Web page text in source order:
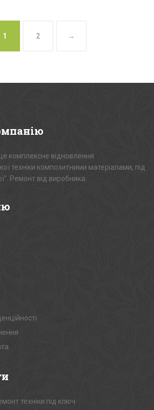
1 2 →
комплексне відновлення
техніки композитними матеріалами, під
Ремонт від виробника.
техніки під ключ